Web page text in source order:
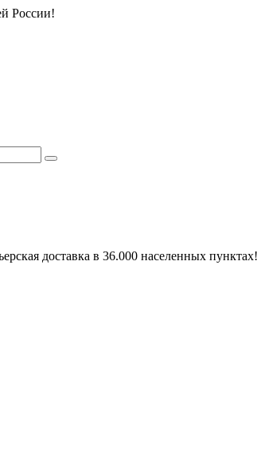
России!
доставка в 36.000 населенных пунктах!